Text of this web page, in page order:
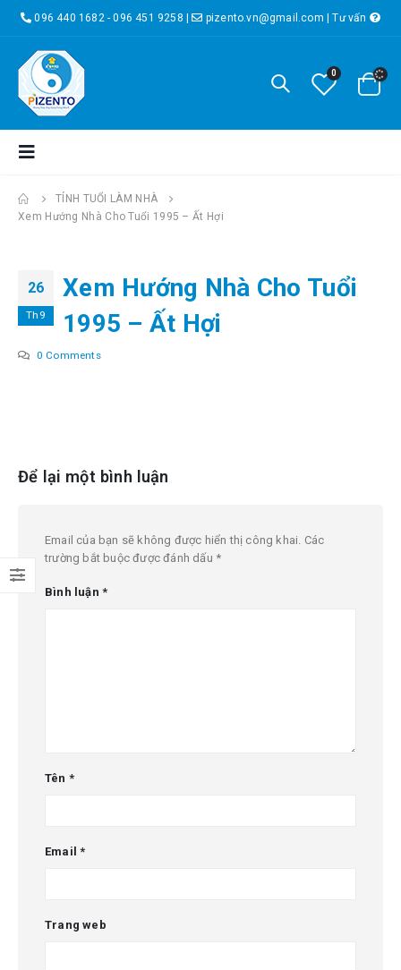
096 440 1682 - 096 451 9258 | pizento.vn@gmail.com |Tư vấn
0
TÍNH TUỔI LÀM NHÀ
Xem Hướng Nhà Cho Tuổi 1995 – Ất Hợi
26
Th9
Xem Hướng Nhà Cho Tuổi
1995 – Ất Hợi
0 Comments
Để lại một bình luận
Email của bạn sẽ không được hiển thị công khai. Các
trường bắt buộc được đánh dấu *
Bình luận *
Tên *
Email*
Trang web